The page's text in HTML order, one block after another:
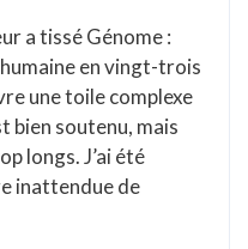
a tissé Génome :
en vingt-trois
une toile complexe
bien soutenu, mais
longs. J’ai été
inattendue de